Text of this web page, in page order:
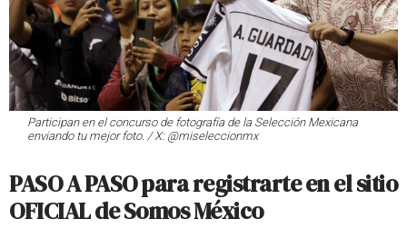
Participan en el concurso de fotografía de la Selección Mexicana
enviando tu mejor foto. / X: @miseleccionmx
PASO A PASO para registrarte en el sitio
OFICIAL de Somos México